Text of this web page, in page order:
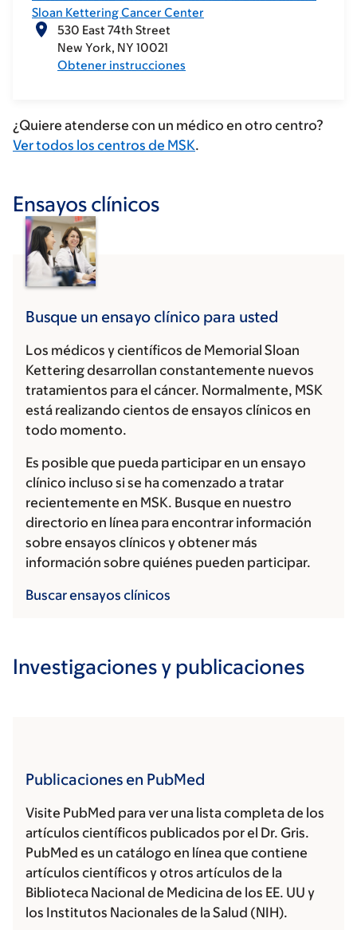
Sloan Kettering Cancer Center
530 East 74th Street
New York NY 10021
Obtener instrucciones
¿Quiere atenderse con un médico en otro centro?
Ver todos los centros de MSK.
Ensayos clínicos
Busque un ensayo clínico para usted
Los médicos y científicos de Memorial Sloan
Kettering desarrollan constantemente nuevos
tratamientos para el cáncer. Normalmente, MSK
está realizando cientos de ensayos clínicos en
todo momento.
Es posible que pueda participar en un ensayo
clínico incluso si se ha comenzado a tratar
recientemente en MSK. Busque en nuestro
directorio en línea para encontrar información
sobre ensayos clínicos y obtener más
información sobre quiénes pueden participar.
Buscar ensayos clínicos
Investigaciones y publicaciones
Publicaciones en PubMed
Visite PubMed para ver una lista completa de los
artículos científicos publicados por el Dr. Gris.
PubMed es un catálogo en línea que contiene
artículos científicos y otros artículos de la
Biblioteca Nacional de Medicina de los EE. UU y
los Institutos Nacionales de la Salud (NIH).